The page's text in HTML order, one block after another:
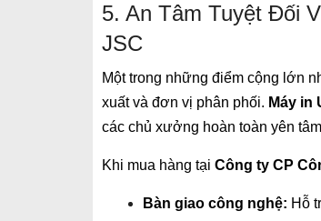
5. An Tâm Tuyệt Đối
JSC
Một trong những điểm cộng lớn
xuất và đơn vị phân phối. Máy in
các chủ xưởng hoàn toàn yên
Khi mua hàng tại Công ty CP
Bàn giao công nghệ: Hỗ